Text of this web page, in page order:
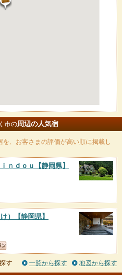
市の周辺の人気宿
を、お客さまの評価が高い順に掲載し
ｎｄｏｕ 【静岡県】
） 【静岡県】
す 一覧から探す 地図から探す